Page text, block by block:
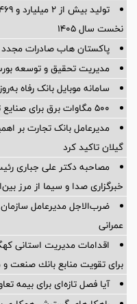
نخست سال ۱۴۰۵
پاکستان هاب صادرات مجدد
مدیریت تحقیق و توسعه‌
سامانه موبایل بانک رفاه
۵۰۰ مگاوات برق برای صنایع تأمین شد
مدیرعامل بانک تجارت بر
گیلان تاکید کرد
مصاحبه دکتر علی جباری
خبرگزاری صدا و سیما از مرز
ضرب‌الاجل مدیرعامل سازمان
عمرانی
اقدامات مدیریت استانی
برای تقویت منابع بانك
آیا فصل تازه‌ای برای بیمه